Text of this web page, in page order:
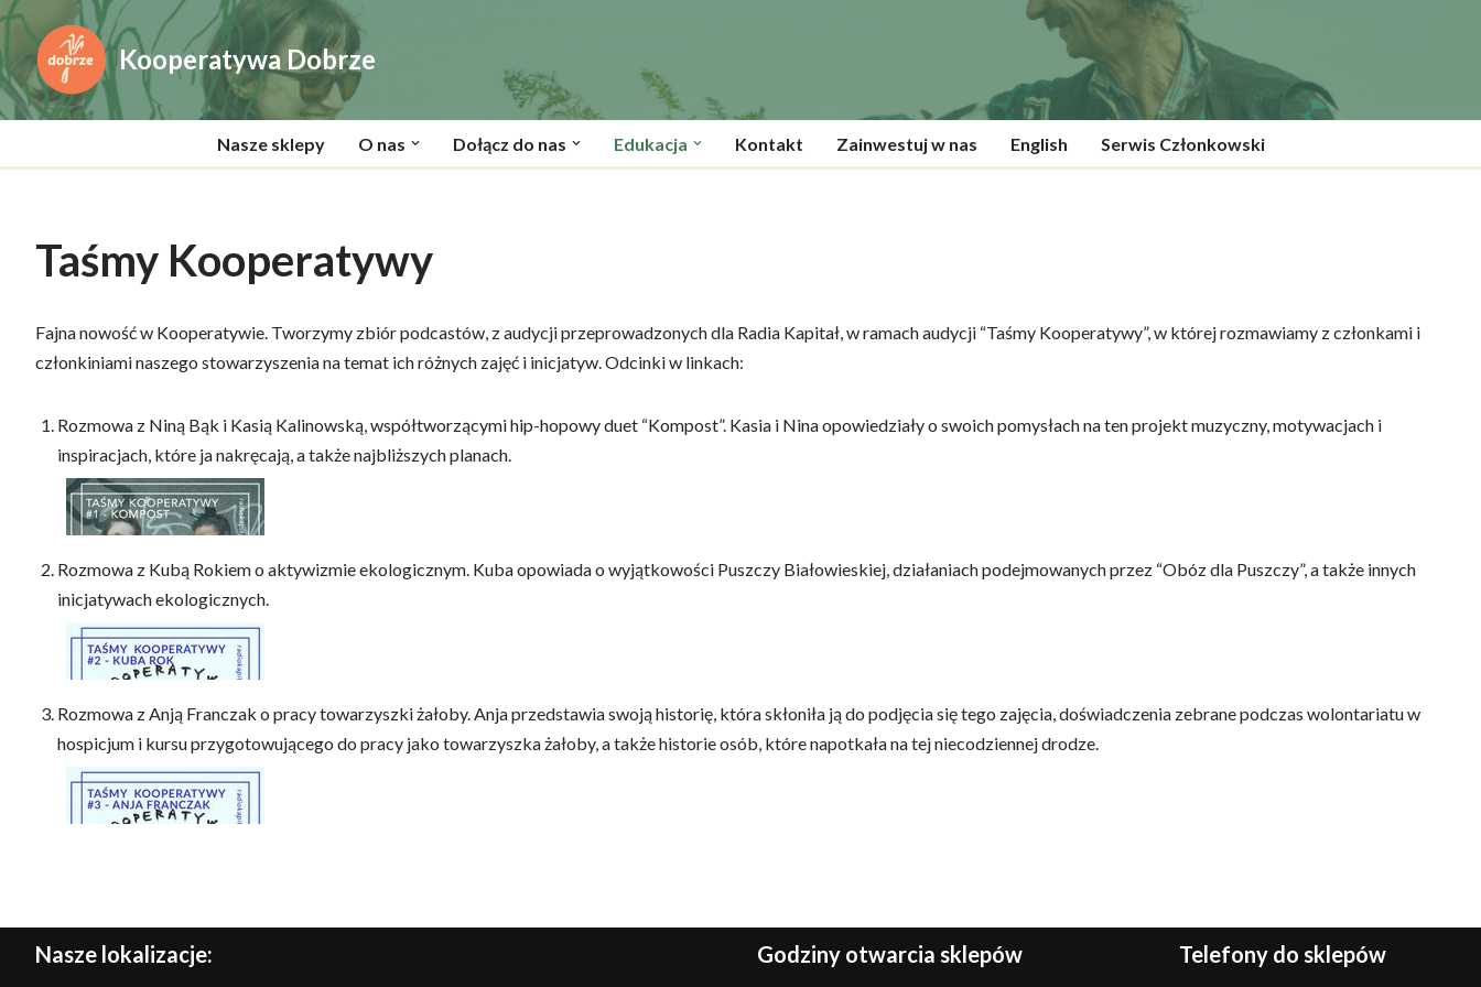
Przejdź
do
treści
Kooperatywa Dobrze
Nasze sklepy O nas Dołącz do nas Edukacja Kontakt Zainwestuj w nas English Serwis Członkowski
Taśmy Kooperatywy
Fajna nowość w Kooperatywie. Tworzymy zbiór podcastów, z audycji przeprowadzonych dla Radia Kapitał, w ramach audycji “Taśmy Kooperatywy”, w której rozmawiamy z członkami i
członkiniami naszego stowarzyszenia na temat ich różnych zajęć i inicjatyw. Odcinki w linkach:
Rozmowa z Niną Bąk i Kasią Kalinowską, współtworzącymi hip-hopowy duet “Kompost”. Kasia i Nina opowiedziały o swoich pomysłach na ten projekt muzyczny, motywacjach i
inspiracjach, które ja nakręcają, a także najbliższych planach.
Rozmowa z Kubą Rokiem o aktywizmie ekologicznym. Kuba opowiada o wyjątkowości Puszczy Białowieskiej, działaniach podejmowanych przez “Obóz dla Puszczy”, a także innych
inicjatywach ekologicznych.
Rozmowa z Anją Franczak o pracy towarzyszki żałoby. Anja przedstawia swoją historię, która skłoniła ją do podjęcia się tego zajęcia, doświadczenia zebrane podczas wolontariatu w
hospicjum i kursu przygotowującego do pracy jako towarzyszka żałoby, a także historie osób, które napotkała na tej niecodziennej drodze.
Nasze lokalizacje: Godziny otwarcia sklepów Telefony do sklepów